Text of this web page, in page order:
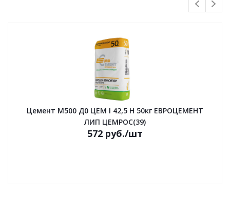
Цемент М500 Д0 ЦЕМ I 42,5 Н 50кг ЕВРОЦЕМЕНТ
ЛИП ЦЕМРОС(39)
572 руб./шт